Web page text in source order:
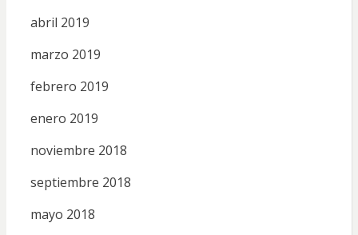
abril 2019
marzo 2019
febrero 2019
enero 2019
noviembre 2018
septiembre 2018
mayo 2018